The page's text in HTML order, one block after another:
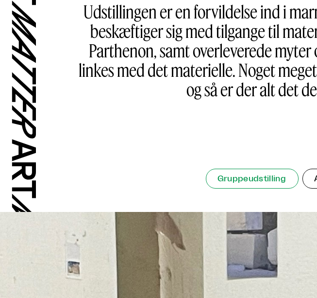
Udstillingen er en forvildelse ind i
beskæftiger sig med tilgange til
Parthenon, samt overleverede
linkes med det materielle. Noget
og så er der alt det
Gruppeudstilling